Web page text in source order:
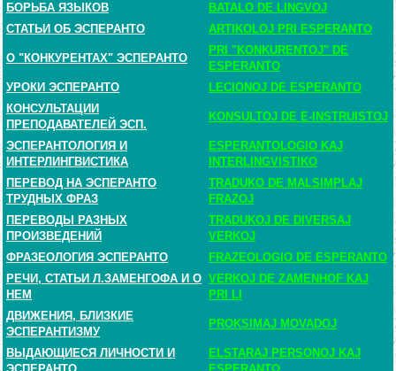
БОРЬБА ЯЗЫКОВ
BATALO DE LINGVOJ
СТАТЬИ ОБ ЭСПЕРАНТО
ARTIKOLOJ PRI ESPERANTO
О "КОНКУРЕНТАХ" ЭСПЕРАНТО
PRI "KONKURENTOJ" DE
ESPERANTO
УРОКИ ЭСПЕРАНТО
LECIONOJ DE ESPERANTO
КОНСУЛЬТАЦИИ
ПРЕПОДАВАТЕЛЕЙ ЭСП.
KONSULTOJ DE E-INSTRUISTOJ
ЭСПЕРАНТОЛОГИЯ И
ИНТЕРЛИНГВИСТИКА
ESPERANTOLOGIO KAJ
INTERLINGVISTIKO
ПЕРЕВОД НА ЭСПЕРАНТО
ТРУДНЫХ ФРАЗ
TRADUKO DE MALSIMPLAJ
FRAZOJ
ПЕРЕВОДЫ РАЗНЫХ
ПРОИЗВЕДЕНИЙ
TRADUKOJ DE DIVERSAJ
VERKOJ
ФРАЗЕОЛОГИЯ ЭСПЕРАНТО
FRAZEOLOGIO DE ESPERANTO
РЕЧИ, СТАТЬИ Л.ЗАМЕНГОФА И О
НЕМ
VERKOJ DE ZAMENHOF KAJ
PRI LI
ДВИЖЕНИЯ, БЛИЗКИЕ
ЭСПЕРАНТИЗМУ
PROKSIMAJ MOVADOJ
ВЫДАЮЩИЕСЯ ЛИЧНОСТИ И
ELSTARAJ PERSONOJ KAJ